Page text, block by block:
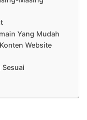
Yang Mudah
Website
Sesuai